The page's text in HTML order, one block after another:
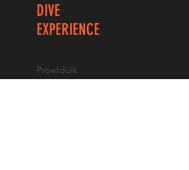
DIVE
EXPERIENCE
Proefduik